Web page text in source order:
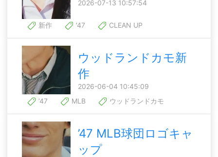
2026-07-13 10:57:54
新作 ’47 CLEAN UP
ウッドランドカモ新
作
2026-06-04 10:45:09
’47
MLB ウッドランドカモ
’47 MLB球団ロゴキャ
ップ